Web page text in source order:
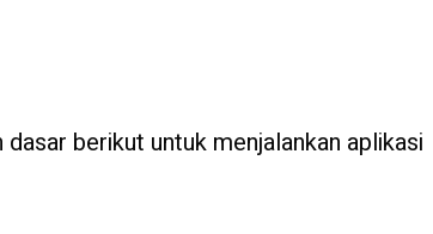
berikut untuk menjalankan aplikasi